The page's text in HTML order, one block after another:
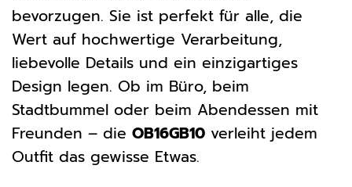
bevorzugen. Sie ist perfekt für alle, die
Wert auf hochwertige Verarbeitung,
liebevolle Details und ein einzigartiges
Design legen. Ob im Büro, beim
Stadtbummel oder beim Abendessen mit
Freunden – die OB16GB10 verleiht jedem
Outfit das gewisse Etwas.